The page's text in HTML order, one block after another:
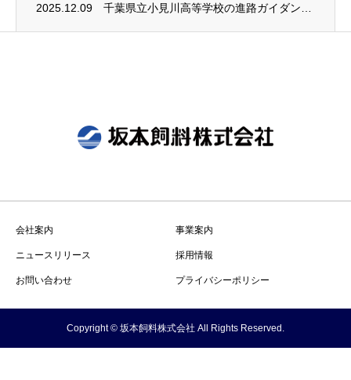
2025.12.09
会社案内 事業案内
ニュースリリース 採用情報
お問い合わせ プライバシーポリシー
Copyright © 坂本飼料株式会社 All Rights Reserved.